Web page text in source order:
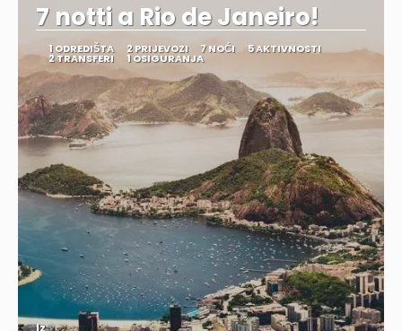
7 notti a Rio de Janeiro!
1 ODREDIŠTA 2 PRIJEVOZI 7 NOĆI 5 AKTIVNOSTI
2 TRANSFERI 1 OSIGURANJA
Iz